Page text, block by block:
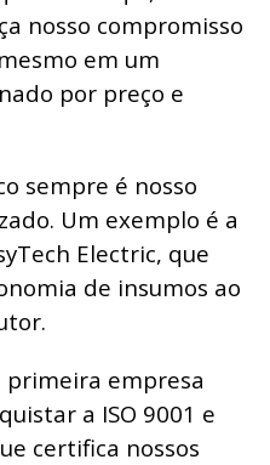
nosso compromisso
em um
por preço e
sempre é nosso
Um exemplo é a
Electric, que
de insumos ao
primeira empresa
a ISO 9001 e
certifica nossos